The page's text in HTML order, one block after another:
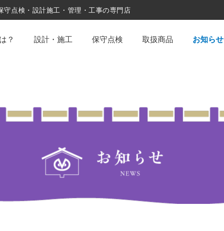
点検・設計施工・管理・工事の専門店
？ 設計・施工 保守点検 取扱商品 お知らせ